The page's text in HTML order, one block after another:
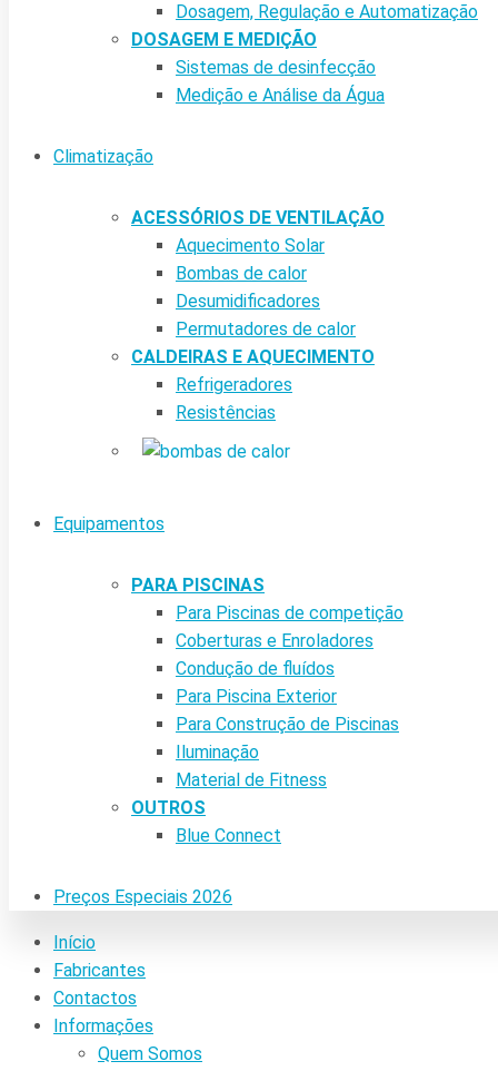
Dosagem, Regulação e Automatização
DOSAGEM E MEDIÇÃO
Sistemas de desinfecção
Medição e Análise da Água
Climatização
ACESSÓRIOS DE VENTILAÇÃO
Aquecimento Solar
Bombas de calor
Desumidificadores
Permutadores de calor
CALDEIRAS E AQUECIMENTO
Refrigeradores
Resistências
Equipamentos
PARA PISCINAS
Para Piscinas de competição
Coberturas e Enroladores
Condução de fluídos
Para Piscina Exterior
Para Construção de Piscinas
Iluminação
Material de Fitness
OUTROS
Blue Connect
Preços Especiais 2026
Início
Fabricantes
Contactos
Informações
Quem Somos